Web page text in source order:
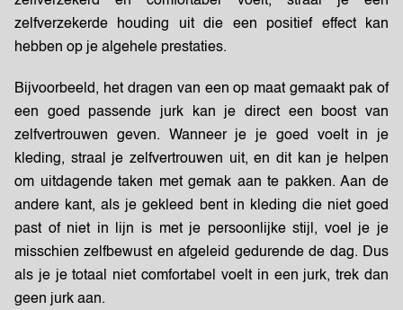
zelfverzekerde houding uit die een positief effect kan
hebben op je algehele prestaties.
Bijvoorbeeld, het dragen van een op maat gemaakt pak of
een goed passende jurk kan je direct een boost van
zelfvertrouwen geven. Wanneer je je goed voelt in je
kleding, straal je zelfvertrouwen uit, en dit kan je helpen
om uitdagende taken met gemak aan te pakken. Aan de
andere kant, als je gekleed bent in kleding die niet goed
past of niet in lijn is met je persoonlijke stijl, voel je je
misschien zelfbewust en afgeleid gedurende de dag. Dus
als je je totaal niet comfortabel voelt in een jurk, trek dan
geen jurk aan.